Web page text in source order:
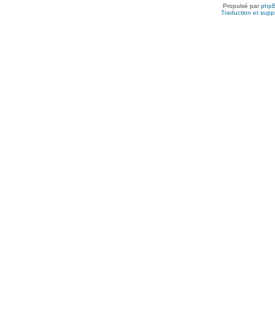
Propulsé par
Traduction et